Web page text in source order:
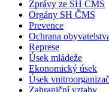
Zprávy ze SH ČMS
Orgány SH ČMS
Prevence
Ochrana
Represe
Úsek mládeže
Ekonomický úsek
Úsek